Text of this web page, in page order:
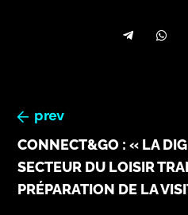
prev
CONNECT&GO : « LA
SECTEUR DU LOISIR
PRÉPARATION DE LA